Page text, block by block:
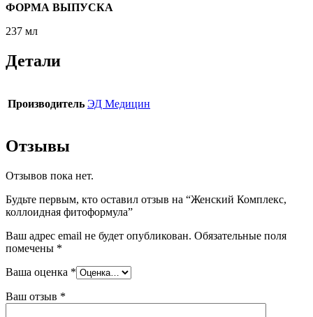
ФОРМА ВЫПУСКА
237 мл
Детали
Производитель ЭД Медицин
Отзывы
Отзывов пока нет.
Будьте первым, кто оставил отзыв на “Женский Комплекс,
коллоидная фитоформула”
Ваш адрес email не будет опубликован. Обязательные поля
помечены *
Ваша оценка *
Ваш отзыв *